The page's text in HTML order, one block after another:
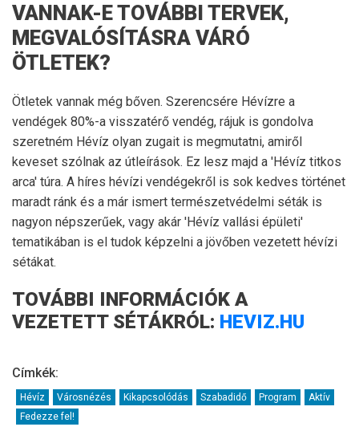
VANNAK-E TOVÁBBI TERVEK,
MEGVALÓSÍTÁSRA VÁRÓ
ÖTLETEK?
Ötletek vannak még bőven. Szerencsére Hévízre a
vendégek 80%-a visszatérő vendég, rájuk is gondolva
szeretném Hévíz olyan zugait is megmutatni, amiről
keveset szólnak az útleírások. Ez lesz majd a 'Hévíz titkos
arca' túra. A híres hévízi vendégekről is sok kedves történet
maradt ránk és a már ismert természetvédelmi séták is
nagyon népszerűek, vagy akár 'Hévíz vallási épületi'
tematikában is el tudok képzelni a jövőben vezetett hévízi
sétákat.
TOVÁBBI INFORMÁCIÓK A
VEZETETT SÉTÁKRÓL: HEVIZ.HU
Címkék:
Hévíz Városnézés Kikapcsolódás Szabadidő Program
Aktív
Fedezze fel!